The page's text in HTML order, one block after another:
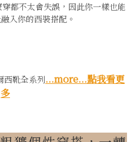
都不太會失誤，因此你一樣也能
入你的西裝搭配。
西靴全系列...more...點我看更
多